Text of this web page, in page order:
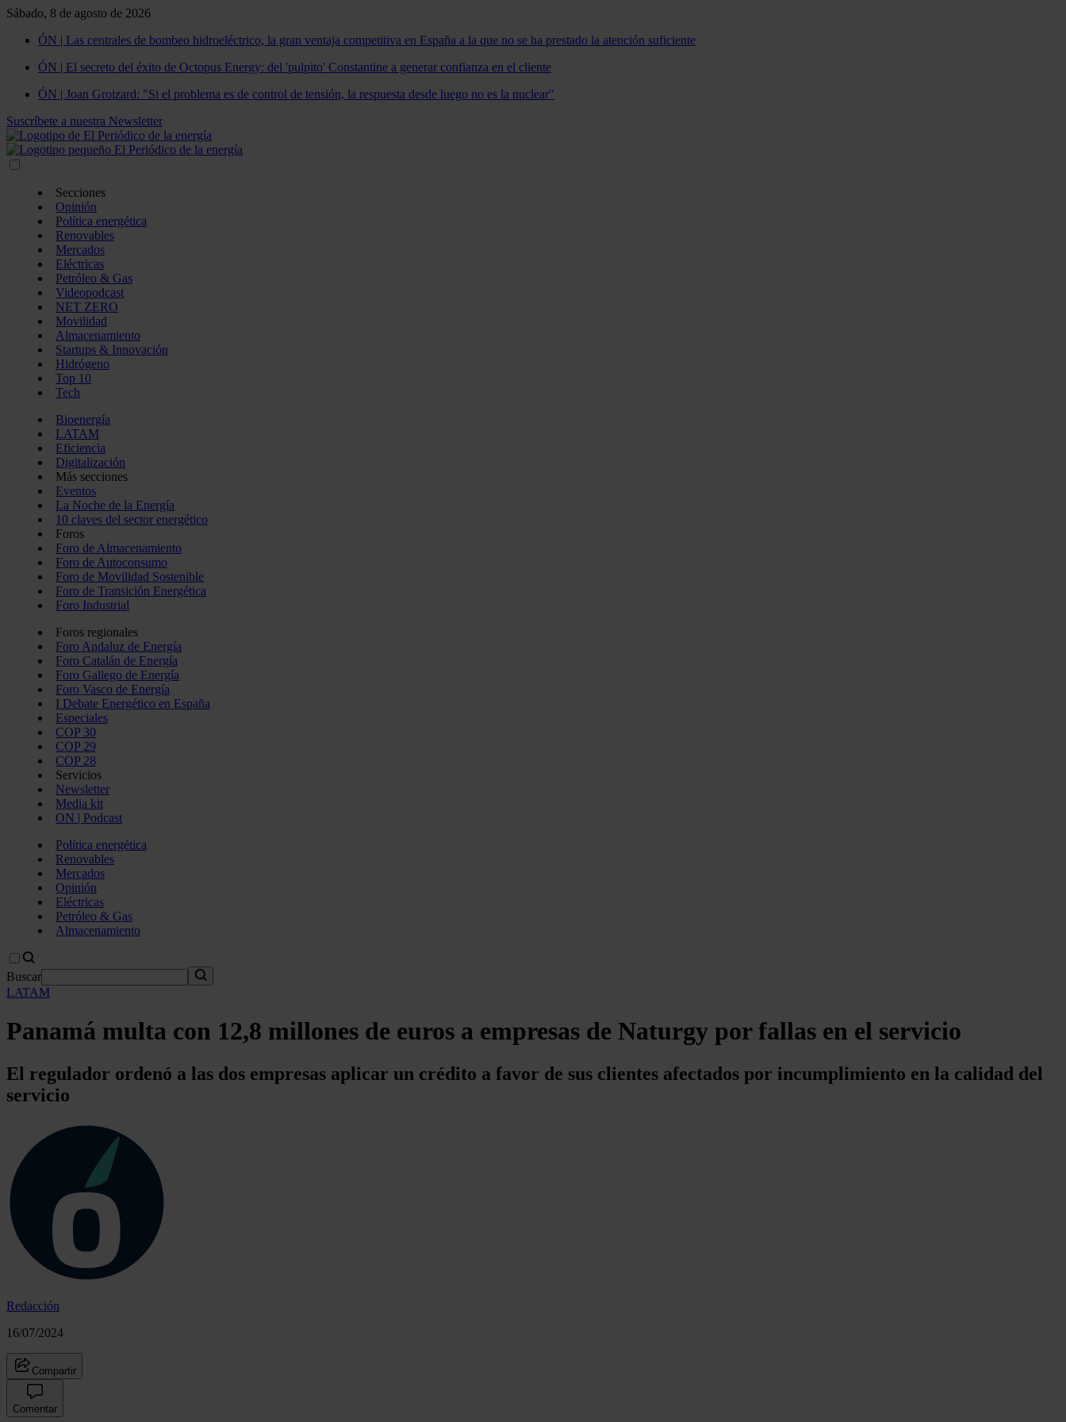
Sábado, 8 de agosto de 2026
ÓN | Las centrales de bombeo hidroeléctrico, la gran ventaja competitiva en España a la que no se ha prestado la atención suficiente
ÓN | El secreto del éxito de Octopus Energy: del 'pulpito' Constantine a generar confianza en el cliente
ÓN | Joan Groizard: "Si el problema es de control de tensión, la respuesta desde luego no es la nuclear"
Suscríbete a nuestra Newsletter
Secciones
Opinión
Política energética
Renovables
Mercados
Eléctricas
Petróleo & Gas
Videopodcast
NET ZERO
Movilidad
Almacenamiento
Startups & Innovación
Hidrógeno
Top 10
Tech
Bioenergía
LATAM
Eficiencia
Digitalización
Más secciones
Eventos
La Noche de la Energía
10 claves del sector energético
Foros
Foro de Almacenamiento
Foro de Autoconsumo
Foro de Movilidad Sostenible
Foro de Transición Energética
Foro Industrial
Foros regionales
Foro Andaluz de Energía
Foro Catalán de Energía
Foro Gallego de Energía
Foro Vasco de Energía
I Debate Energético en España
Especiales
COP 30
COP 29
COP 28
Servicios
Newsletter
Media kit
ON | Podcast
Política energética
Renovables
Mercados
Opinión
Eléctricas
Petróleo & Gas
Almacenamiento
Buscar
LATAM
Panamá multa con 12,8 millones de euros a empresas de Naturgy por fallas en el servicio
El regulador ordenó a las dos empresas aplicar un crédito a favor de sus clientes afectados por incumplimiento en la calidad del
servicio
Redacción
16/07/2024
Compartir
Comentar